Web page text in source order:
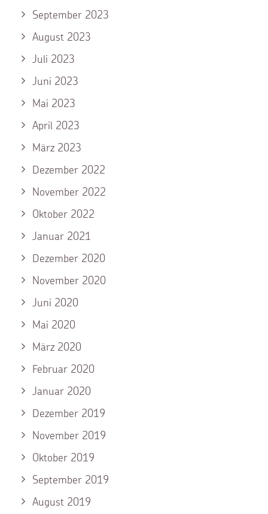
September 2023
August 2023
Juli 2023
Juni 2023
Mai 2023
April 2023
März 2023
Dezember 2022
November 2022
Oktober 2022
Januar 2021
Dezember 2020
November 2020
Juni 2020
Mai 2020
März 2020
Februar 2020
Januar 2020
Dezember 2019
November 2019
Oktober 2019
September 2019
August 2019